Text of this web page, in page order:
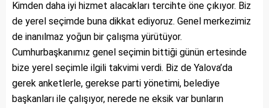
Kimden daha iyi hizmet alacakları tercihte öne çıkıyor. Biz
de yerel seçimde buna dikkat ediyoruz. Genel merkezimiz
de inanılmaz yoğun bir çalışma yürütüyor.
Cumhurbaşkanımız genel seçimin bittiği günün ertesinde
bize yerel seçimle ilgili takvimi verdi. Biz de Yalova’da
gerek anketlerle, gerekse parti yönetimi, belediye
başkanları ile çalışıyor, nerede ne eksik var bunların